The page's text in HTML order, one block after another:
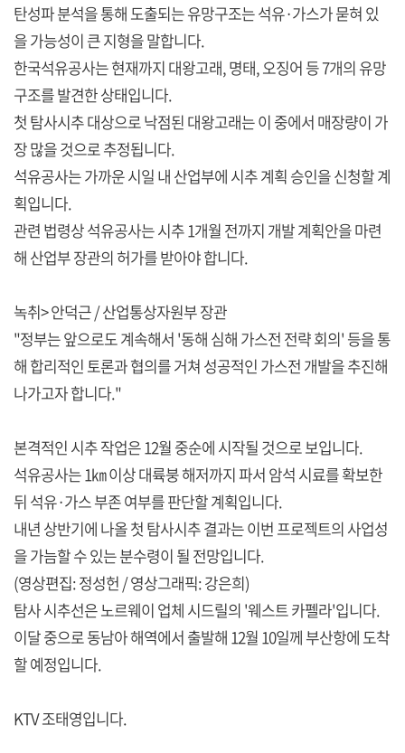
탄성파 분석을 통해 도출되는 유망구조는 석유·가스가 묻혀 있
을 가능성이 큰 지형을 말합니다.
한국석유공사는 현재까지 대왕고래, 명태, 오징어 등 7개의 유망
구조를 발견한 상태입니다.
첫 탐사시추 대상으로 낙점된 대왕고래는 이 중에서 매장량이 가
장 많을 것으로 추정됩니다.
석유공사는 가까운 시일 내 산업부에 시추 계획 승인을 신청할 계
획입니다.
관련 법령상 석유공사는 시추 1개월 전까지 개발 계획안을 마련
해 산업부 장관의 허가를 받아야 합니다.
녹취> 안덕근 / 산업통상자원부 장관
"정부는 앞으로도 계속해서 '동해 심해 가스전 전략 회의' 등을 통
해 합리적인 토론과 협의를 거쳐 성공적인 가스전 개발을 추진해
나가고자 합니다."
본격적인 시추 작업은 12월 중순에 시작될 것으로 보입니다.
석유공사는 1㎞ 이상 대륙붕 해저까지 파서 암석 시료를 확보한
뒤 석유·가스 부존 여부를 판단할 계획입니다.
내년 상반기에 나올 첫 탐사시추 결과는 이번 프로젝트의 사업성
을 가늠할 수 있는 분수령이 될 전망입니다.
(영상편집: 정성헌 / 영상그래픽: 강은희)
탐사 시추선은 노르웨이 업체 시드릴의 '웨스트 카펠라'입니다.
이달 중으로 동남아 해역에서 출발해 12월 10일께 부산항에 도착
할 예정입니다.
KTV 조태영입니다.